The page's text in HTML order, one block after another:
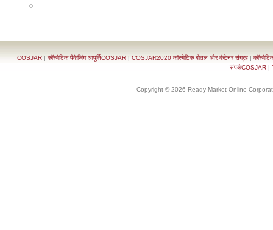
COSJAR |कॉस्मेटिक पैकेजिंग आपूर्तिCOSJAR | COSJAR2020 कॉस्मेटिक बोतल और कंटेनर संग्रह |
संपर्कCOSJAR |
Copyright © 2026 Ready-Market Online